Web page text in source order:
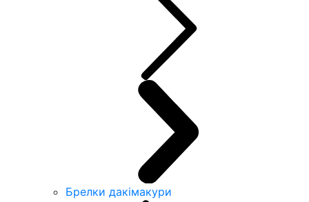
Брелки дакімакури